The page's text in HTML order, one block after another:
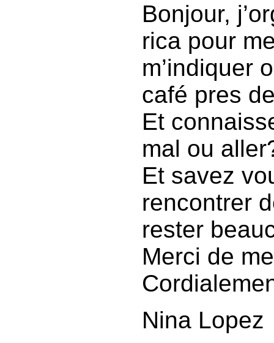
Bonjour,
rica pour
m’indiquer
café pres
Et
mal ou
Et savez
rencontrer
rester
Merci de
Nina Lopez